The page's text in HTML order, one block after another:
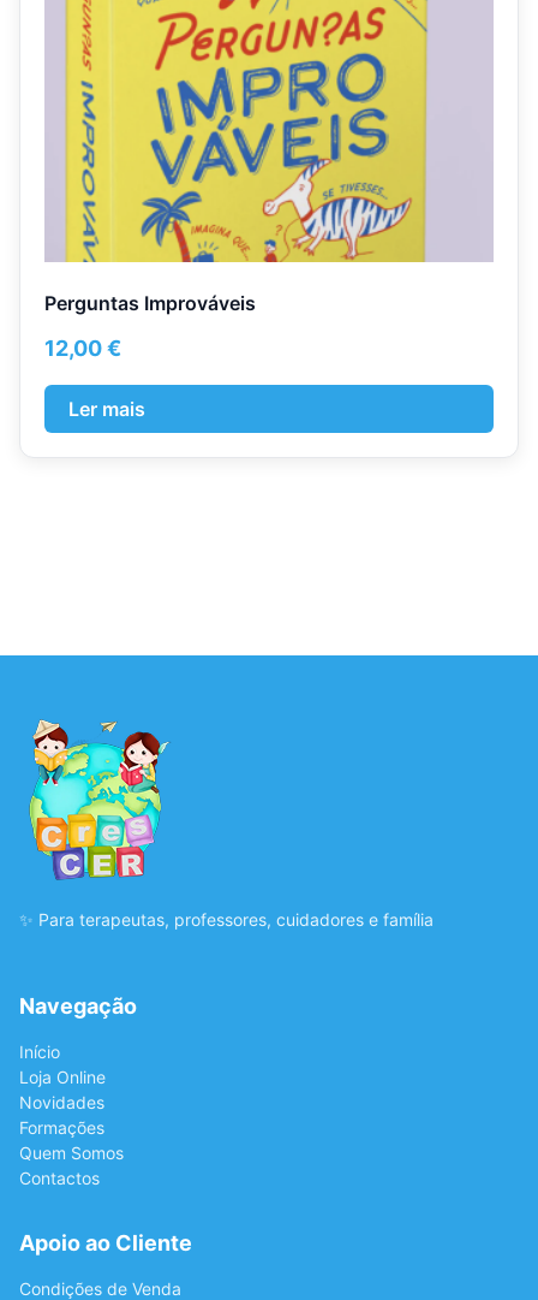
Perguntas Improváveis
12,00€
Ler mais
✨ Para terapeutas, professores, cuidadores e família
Navegação
Início
Loja Online
Novidades
Formações
Quem Somos
Contactos
Apoio ao Cliente
Condições de Venda